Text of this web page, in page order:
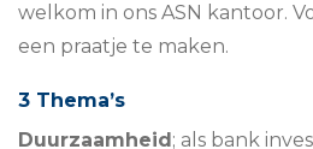
welkom in ons ASN kantoor.
een praatje te maken.
3 Thema’s
Duurzaamheid; als bank